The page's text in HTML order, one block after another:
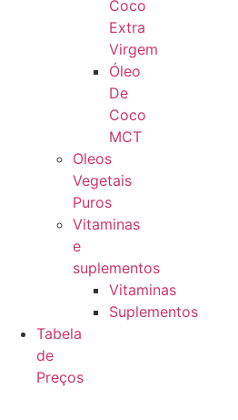
Coco
Extra
Virgem
Óleo
De
Coco
MCT
Oleos
Vegetais
Puros
Vitaminas
e
suplementos
Vitaminas
Suplementos
Tabela
de
Preços